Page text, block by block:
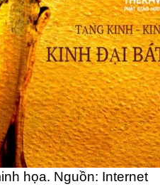
họa. Nguồn: Internet